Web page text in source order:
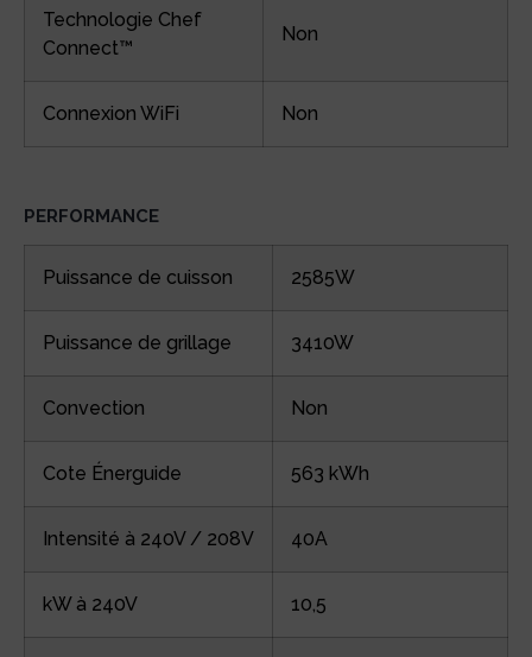
Technologie Chef
Connect™
Non
Connexion WiFi Non
PERFORMANCE
Puissance de cuisson 2585W
Puissance de grillage 3410W
Convection Non
Cote Énerguide 563 kWh
Intensité à 240V / 208V 40A
kW à 240V 10,5